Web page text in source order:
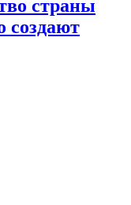
страны
создают